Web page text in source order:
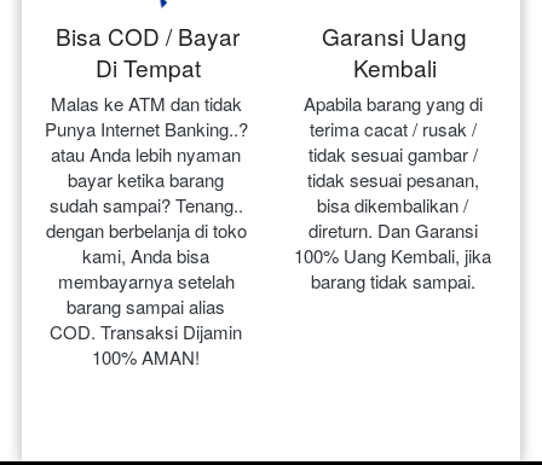
Bisa COD / Bayar
Di Tempat
Malas ke ATM dan tidak
Punya Internet Banking..?
atau Anda lebih nyaman
bayar ketika barang
sudah sampai? Tenang..
dengan berbelanja di toko
kami, Anda bisa
membayarnya setelah
barang sampai alias
COD. Transaksi Dijamin
100% AMAN!
Garansi Uang
Kembali
Apabila barang yang di
terima cacat / rusak /
tidak sesuai gambar /
tidak sesuai pesanan,
bisa dikembalikan /
direturn. Dan Garansi
100% Uang Kembali, jika
barang tidak sampai.